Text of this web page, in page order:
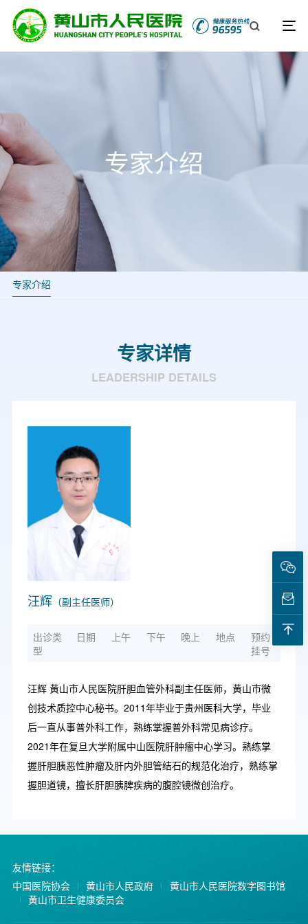
专家介绍
专家介绍
专家详情
LEADERSHIP DETAILS
汪辉 （副主任医师）
出诊类
型
日期 上午 下午 晚上 地点
预约
挂号
汪辉 黄山市人民医院肝胆血管外科副主任医师，黄山市微
创技术质控中心秘书。2011年毕业于贵州医科大学，毕业
后一直从事普外科工作，熟练掌握普外科常见病诊疗。
2021年在复旦大学附属中山医院肝肿瘤中心学习。熟练掌
握肝胆胰恶性肿瘤及肝内外胆管结石的规范化治疗，熟练掌
握胆道镜，擅长肝胆胰脾疾病的腹腔镜微创治疗。
友情链接：
中国医院协会
黄山市人民政府
黄山市人民医院数字图书馆
黄山市卫生健康委员会